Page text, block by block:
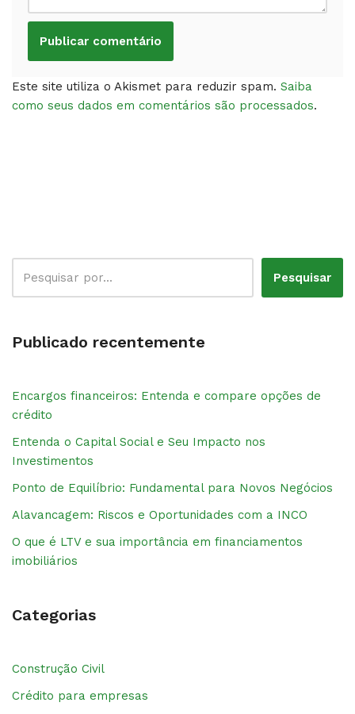
Este site utiliza o Akismet para reduzir spam. Saiba
como seus dados em comentários são processados.
Pesquisar
Publicado recentemente
Encargos financeiros: Entenda e compare opções de
crédito
Entenda o Capital Social e Seu Impacto nos
Investimentos
Ponto de Equilíbrio: Fundamental para Novos Negócios
Alavancagem: Riscos e Oportunidades com a INCO
O que é LTV e sua importância em financiamentos
imobiliários
Categorias
Construção Civil
Crédito para empresas